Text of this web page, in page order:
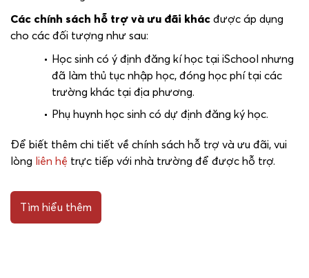
Các chính sách hỗ trợ và ưu đãi khác được áp dụng
cho các đối tượng như sau:
Học sinh có ý định đăng kí học tại iSchool nhưng
đã làm thủ tục nhập học, đóng học phí tại các
trường khác tại địa phương.
Phụ huynh học sinh có dự định đăng ký học.
Để biết thêm chi tiết về chính sách hỗ trợ và ưu đãi, vui
lòng liên hệ trực tiếp với nhà trường để được hỗ trợ.
Tìm hiểu thêm